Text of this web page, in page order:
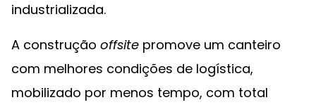
industrializada.
A construção offsite promove um canteiro
com melhores condições de logística,
mobilizado por menos tempo, com total